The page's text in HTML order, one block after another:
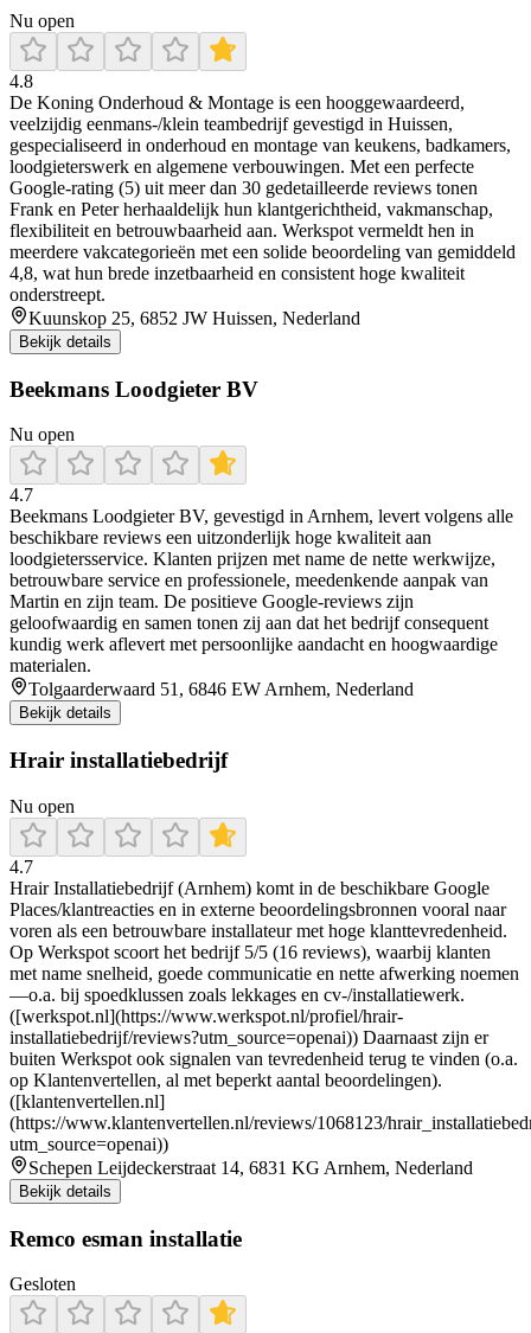
Nu open
4.8
De Koning Onderhoud & Montage is een hooggewaardeerd,
veelzijdig eenmans-/klein teambedrijf gevestigd in Huissen,
gespecialiseerd in onderhoud en montage van keukens, badkamers,
loodgieterswerk en algemene verbouwingen. Met een perfecte
Google-rating (5) uit meer dan 30 gedetailleerde reviews tonen
Frank en Peter herhaaldelijk hun klantgerichtheid, vakmanschap,
flexibiliteit en betrouwbaarheid aan. Werkspot vermeldt hen in
meerdere vakcategorieën met een solide beoordeling van gemiddeld
4,8, wat hun brede inzetbaarheid en consistent hoge kwaliteit
onderstreept.
Kuunskop 25, 6852 JW Huissen, Nederland
Bekijk details
Beekmans Loodgieter BV
Nu open
4.7
Beekmans Loodgieter BV, gevestigd in Arnhem, levert volgens alle
beschikbare reviews een uitzonderlijk hoge kwaliteit aan
loodgietersservice. Klanten prijzen met name de nette werkwijze,
betrouwbare service en professionele, meedenkende aanpak van
Martin en zijn team. De positieve Google‑reviews zijn
geloofwaardig en samen tonen zij aan dat het bedrijf consequent
kundig werk aflevert met persoonlijke aandacht en hoogwaardige
materialen.
Tolgaarderwaard 51, 6846 EW Arnhem, Nederland
Bekijk details
Hrair installatiebedrijf
Nu open
4.7
Hrair Installatiebedrijf (Arnhem) komt in de beschikbare Google
Places/klantreacties en in externe beoordelingsbronnen vooral naar
voren als een betrouwbare installateur met hoge klanttevredenheid.
Op Werkspot scoort het bedrijf 5/5 (16 reviews), waarbij klanten
met name snelheid, goede communicatie en nette afwerking noemen
—o.a. bij spoedklussen zoals lekkages en cv-/installatiewerk.
([werkspot.nl](https://www.werkspot.nl/profiel/hrair-
installatiebedrijf/reviews?utm_source=openai)) Daarnaast zijn er
buiten Werkspot ook signalen van tevredenheid terug te vinden (o.a.
op Klantenvertellen, al met beperkt aantal beoordelingen).
([klantenvertellen.nl]
(https://www.klantenvertellen.nl/reviews/1068123/
utm_source=openai))
Schepen Leijdeckerstraat 14, 6831 KG Arnhem, Nederland
Bekijk details
Remco esman installatie
Gesloten